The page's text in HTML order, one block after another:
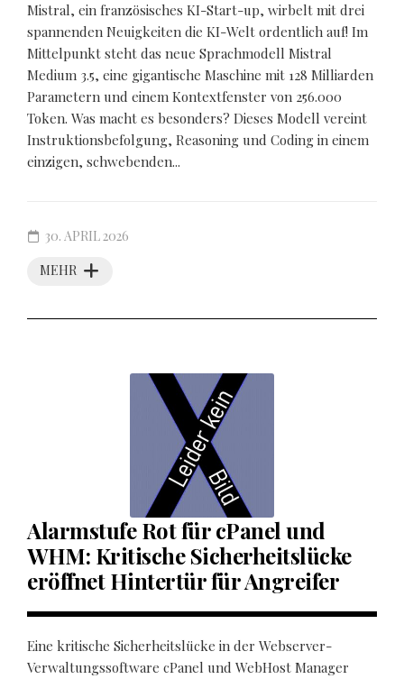
Mistral, ein französisches KI-Start-up, wirbelt mit drei
spannenden Neuigkeiten die KI-Welt ordentlich auf! Im
Mittelpunkt steht das neue Sprachmodell Mistral
Medium 3.5, eine gigantische Maschine mit 128 Milliarden
Parametern und einem Kontextfenster von 256.000
Token. Was macht es besonders? Dieses Modell vereint
Instruktionsbefolgung, Reasoning und Coding in einem
einzigen, schwebenden...
MEHR
30. APRIL 2026
Alarmstufe Rot für cPanel und
WHM: Kritische Sicherheitslücke
eröffnet Hintertür für Angreifer
Eine kritische Sicherheitslücke in der Webserver-
Verwaltungssoftware cPanel und WebHost Manager